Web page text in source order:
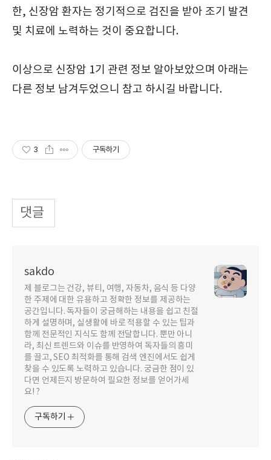
한, 신장암 환자는 정기적으로 검진을 받아 조기 발견
및 치료에 노력하는 것이 중요합니다.
이상으로 신장암 1기 관련 정보 알아보았으며 아래는
다른 정보 남겨두었으니 참고 하시길 바랍니다.
3 구독하기
댓글
sakdo
제 블로그는 건강, 뷰티, 여행, 자동차, 음식 등 다양
한 주제에 대한 유용하고 정확한 정보를 제공하는
공간입니다. 독자들이 궁금해하는 내용을 쉽고 친절
하게 설명하며, 실생활에 바로 적용할 수 있는 팁과
함께 전문적인 지식도 함께 전달합니다. 뿐만 아니
라, 최신 트렌드와 이슈를 반영하여 독자들의 흥미
를 끌고, SEO 최적화를 통해 검색 엔진에서도 쉽게
찾을 수 있도록 노력하고 있습니다. 궁금한 점이 있
다면 언제든지 방문하여 필요한 정보를 얻어가세
요! ?
구독하기